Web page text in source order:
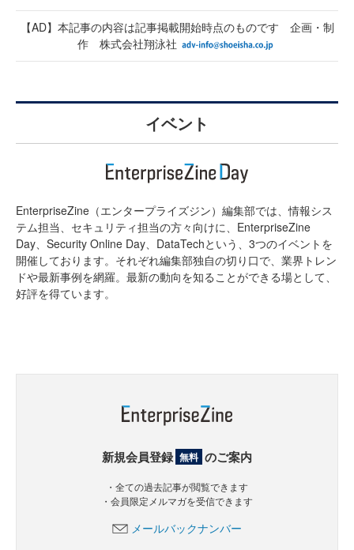
【AD】本記事の内容は記事掲載開始時点のものです 企画・制
作 株式会社翔泳社
イベント
EnterpriseZine（エンタープライズジン）編集部では、情報シス
テム担当、セキュリティ担当の方々向けに、EnterpriseZine
Day、Security Online Day、DataTechという、3つのイベントを
開催しております。それぞれ編集部独自の切り口で、業界トレン
ドや最新事例を網羅。最新の動向を知ることができる場として、
好評を得ています。
新規会員登録 無料 のご案内
・全ての過去記事が閲覧できます
・会員限定メルマガを受信できます
メールバックナンバー